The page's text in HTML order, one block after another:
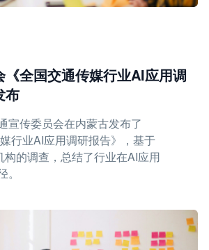
《全国交通传媒行业AI应用调
布
宣传委员会在内蒙古发布了
行业AI应用调研报告》，基于
的调查，总结了行业在AI应用